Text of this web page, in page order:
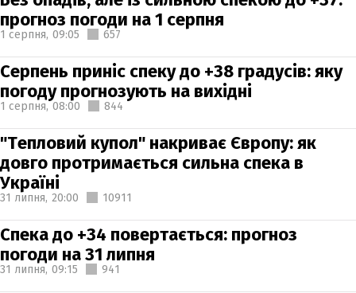
прогноз погоди на 1 серпня
1 серпня, 09:05 657
Серпень приніс спеку до +38 градусів: яку
погоду прогнозують на вихідні
1 серпня, 08:00 844
"Тепловий купол" накриває Європу: як
довго протримається сильна спека в
Україні
31 липня, 20:00 10911
Спека до +34 повертається: прогноз
погоди на 31 липня
31 липня, 09:15 941